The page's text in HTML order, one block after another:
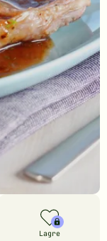
Lagre